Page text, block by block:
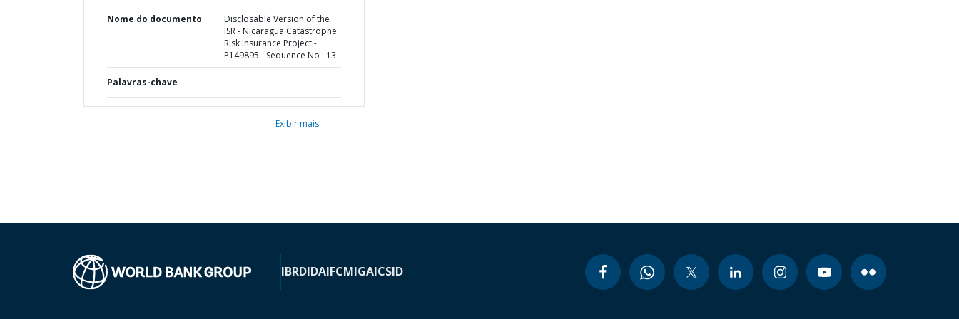
Nome do documento
Disclosable Version of the
ISR - Nicaragua Catastrophe
Risk Insurance Project -
P149895 - Sequence No : 13
Palavras-chave
Exibir mais
IBRDIDAIFCMIGAICSID